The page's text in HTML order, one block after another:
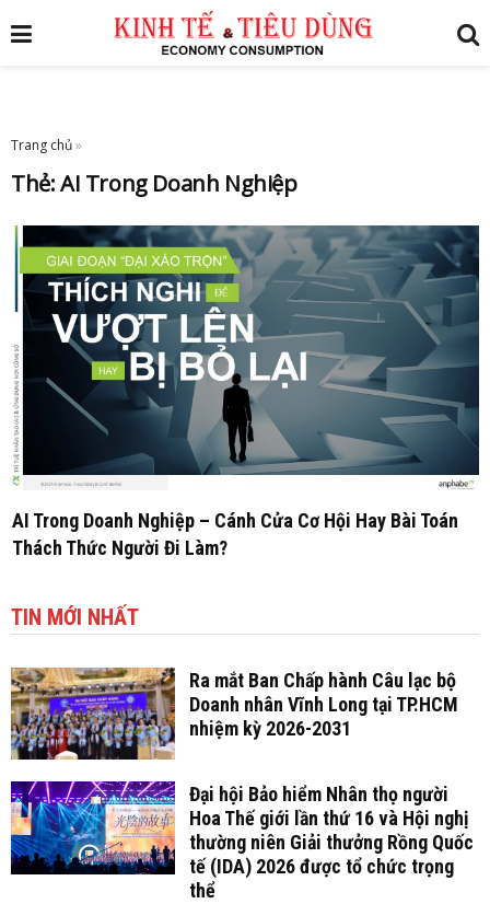
Trang chủ»
Thẻ:AI Trong Doanh Nghiệp
AI Trong Doanh Nghiệp – Cánh Cửa Cơ Hội Hay Bài Toán
Thách Thức Người Đi Làm?
TIN MỚI NHẤT
Ra mắt Ban Chấp hành Câu lạc bộ
Doanh nhân Vĩnh Long tại TP.HCM
nhiệm kỳ 2026-2031
Đại hội Bảo hiểm Nhân thọ người
Hoa Thế giới lần thứ 16 và Hội nghị
thường niên Giải thưởng Rồng Quốc
tế (IDA) 2026 được tổ chức trọng
thể